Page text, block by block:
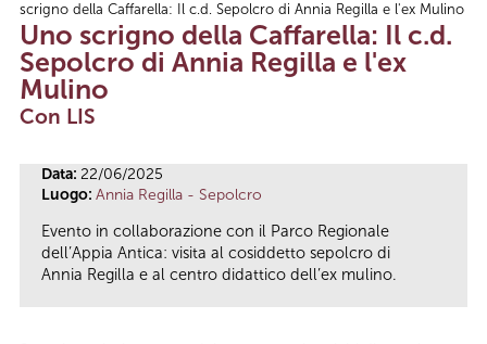
Tu sei qui
scrigno della Caffarella: Il c.d. Sepolcro di Annia Regilla e l'ex Mulino
Uno scrigno della Caffarella: Il c.d.
Sepolcro di Annia Regilla e l'ex
Mulino
Con LIS
Data: 22/06/2025
Luogo: Annia Regilla - Sepolcro
Evento in collaborazione con il Parco Regionale
dell’Appia Antica: visita al cosiddetto sepolcro di
Annia Regilla e al centro didattico dell’ex mulino.